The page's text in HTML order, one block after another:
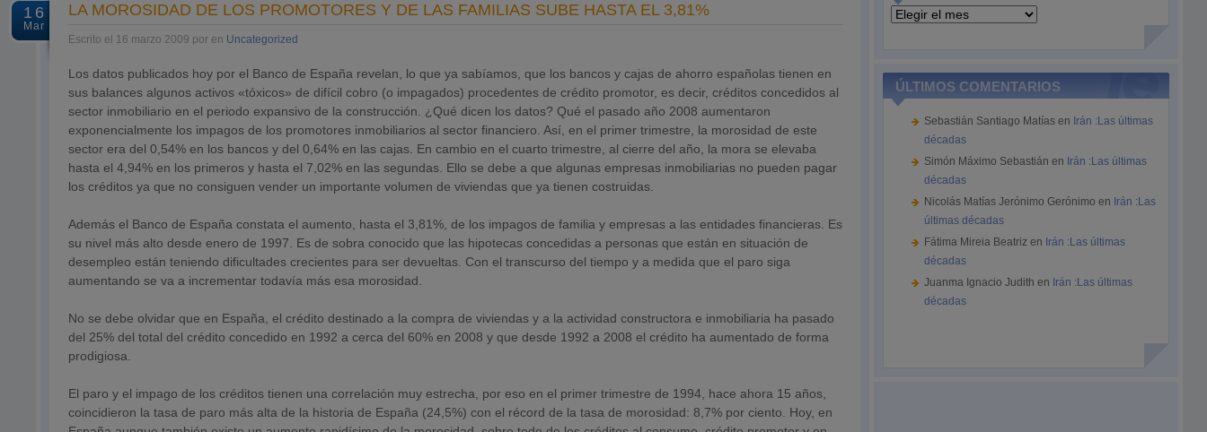
16
Mar
LA MOROSIDAD DE LOS PROMOTORES Y DE LAS FAMILIAS SUBE HASTA EL 3,81%
Escrito el 16 marzo 2009 por en Uncategorized
Los datos publicados hoy por el Banco de España revelan, lo que ya sabíamos, que los bancos y cajas de ahorro españolas tienen en
sus balances algunos activos «tóxicos» de difícil cobro (o impagados) procedentes de crédito promotor, es decir, créditos concedidos al
sector inmobiliario en el periodo expansivo de la construcción. ¿Qué dicen los datos? Qué el pasado año 2008 aumentaron
exponencialmente los impagos de los promotores inmobiliarios al sector financiero. Así, en el primer trimestre, la morosidad de este
sector era del 0,54% en los bancos y del 0,64% en las cajas. En cambio en el cuarto trimestre, al cierre del año, la mora se elevaba
hasta el 4,94% en los primeros y hasta el 7,02% en las segundas. Ello se debe a que algunas empresas inmobiliarias no pueden pagar
los créditos ya que no consiguen vender un importante volumen de viviendas que ya tienen costruidas.
Además el Banco de España constata el aumento, hasta el 3,81%, de los impagos de familia y empresas a las entidades financieras. Es
su nivel más alto desde enero de 1997. Es de sobra conocido que las hipotecas concedidas a personas que están en situación de
desempleo están teniendo dificultades crecientes para ser devueltas. Con el transcurso del tiempo y a medida que el paro siga
aumentando se va a incrementar todavía más esa morosidad.
No se debe olvidar que en España, el crédito destinado a la compra de viviendas y a la actividad constructora e inmobiliaria ha pasado
del 25% del total del crédito concedido en 1992 a cerca del 60% en 2008 y que desde 1992 a 2008 el crédito ha aumentado de forma
prodigiosa.
El paro y el impago de los créditos tienen una correlación muy estrecha, por eso en el primer trimestre de 1994, hace ahora 15 años,
coincidieron la tasa de paro más alta de la historia de España (24,5%) con el récord de la tasa de morosidad: 8,7% por ciento. Hoy, en
Archivos
ÚLTIMOS COMENTARIOS
Sebastián Santiago Matías en Irán :Las últimas
décadas
Simón Máximo Sebastián en Irán :Las últimas
décadas
Nicolás Matías Jerónimo Gerónimo en Irán :Las
últimas décadas
Fátima Mireia Beatriz en Irán :Las últimas
décadas
Juanma Ignacio Judith en Irán :Las últimas
décadas